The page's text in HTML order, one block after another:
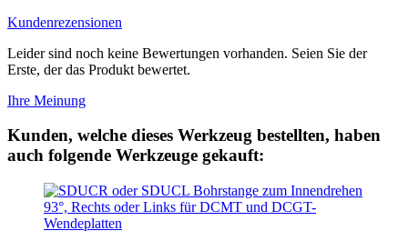
Kundenrezensionen
Leider sind noch keine Bewertungen vorhanden. Seien Sie der
Erste, der das Produkt bewertet.
Ihre Meinung
Kunden, welche dieses Werkzeug bestellten, haben
auch folgende Werkzeuge gekauft: